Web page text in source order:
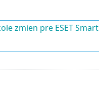
zmien pre ESET Smart